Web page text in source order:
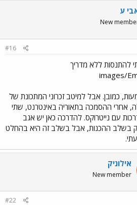
ע
New
#16
להתנסות ללא מדריך
כמובן. אבל למיטב זכרוני המתכונת של
אחרי ההסמכה בתאוריה באינטרנט, שתי
עם נייטרוקס. להדרכה כאן יש אגב
בשלב ההכנות, אבל בשלב זה היא בהחלט
אילוניק
New member
#22